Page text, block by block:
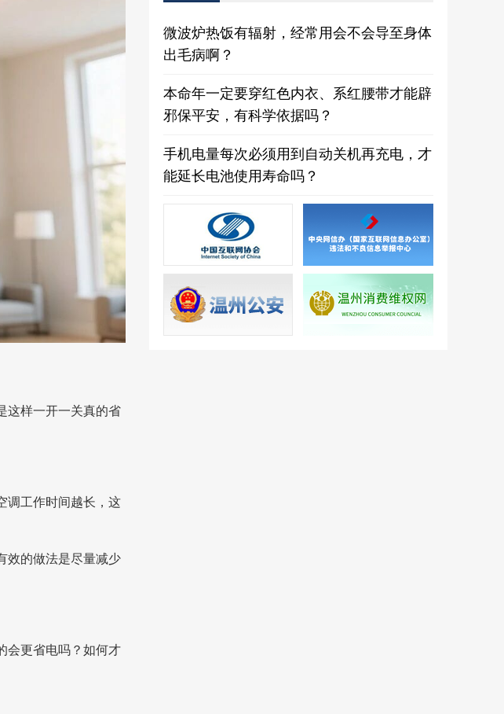
这样一开一关真的省
调工作时间越长，这
效的做法是尽量减少
会更省电吗？如何才
微波炉热饭有辐射，经常用会不会导至身体
出毛病啊？
本命年一定要穿红色内衣、系红腰带才能辟
邪保平安，有科学依据吗？
手机电量每次必须用到自动关机再充电，才
能延长电池使用寿命吗？